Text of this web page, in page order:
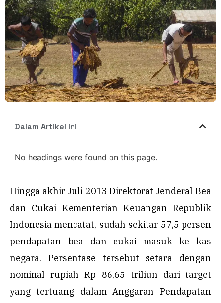
Dalam Artikel Ini
No headings were found on this page.
Hingga akhir Juli 2013 Direktorat Jenderal Bea
dan Cukai Kementerian Keuangan Republik
Indonesia mencatat, sudah sekitar 57,5 persen
pendapatan bea dan cukai masuk ke kas
negara. Persentase tersebut setara dengan
nominal rupiah Rp 86,65 triliun dari target
yang tertuang dalam Anggaran Pendapatan